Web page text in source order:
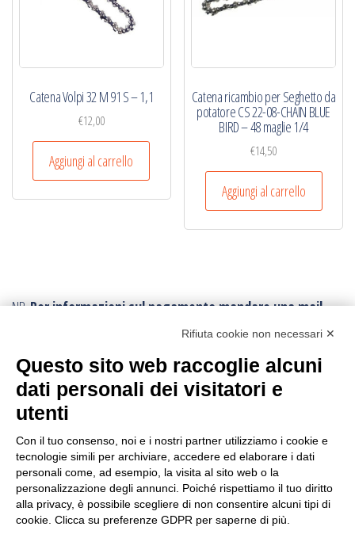
Catena Volpi 32 M 91 S – 1,1
€12,00
Aggiungi al carrello
Catena ricambio per Seghetto da
potatore CS 22-08-CHAIN BLUE
BIRD – 48 maglie 1/4
€14,50
Aggiungi al carrello
NB.Per informazioni sul pagamento mandare una mail.
Ogni ordine, avrà un costo di trasporto variabile da
speciali.Per conoscere la tariffa corretta della spedizione,
conviene fare l’ordine e poi viene inviato il corretto
tariffario: l’ordine può essere annullato in ogni momento.
I resi sono accettati con trasporto andata e ritornosempre a carico
dell’acquirente , anche in caso di rimborso.
CERCA IL PRODOTTO
Rifiuta cookie non necessari ✕
Questo sito web raccoglie alcuni
dati personali dei visitatori e
utenti
Con il tuo consenso, noi e i nostri partner utilizziamo i cookie e
tecnologie simili per archiviare, accedere ed elaborare i dati
personali come, ad esempio, la visita al sito web o la
personalizzazione degli annunci. Poiché rispettiamo il tuo diritto
alla privacy, è possibile scegliere di non consentire alcuni tipi di
cookie. Clicca su preferenze GDPR per saperne di più.